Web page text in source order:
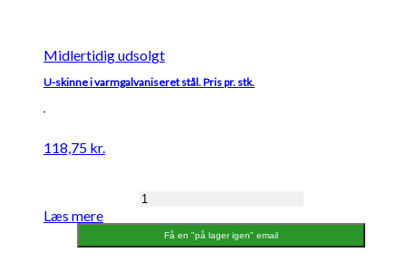
Midlertidig udsolgt
U-skinne i varmgalvaniseret stål. Pris pr. stk.
118,75 kr.
skinne
top/bund,
Læs mere
Få en "på lager igen" email